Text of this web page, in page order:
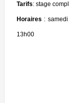
Tarifs: stage
Horaires :
13h00